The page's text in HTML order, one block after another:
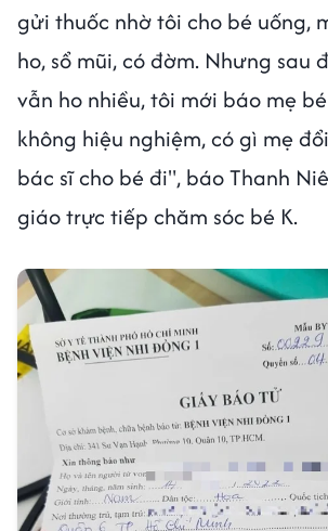
gửi thuốc nhờ tôi cho bé uống,
ho, sổ mũi, có đờm. Nhưng sau
vẫn ho nhiều, tôi mới báo mẹ
không hiệu nghiệm, có gì mẹ
bác sĩ cho bé đi", báo Thanh
giáo trực tiếp chăm sóc bé K.